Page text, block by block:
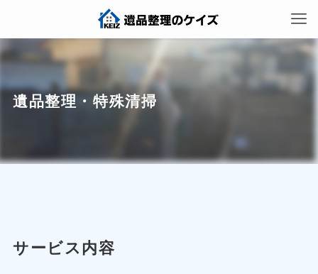
遺品整理・特殊清掃
サービス内容